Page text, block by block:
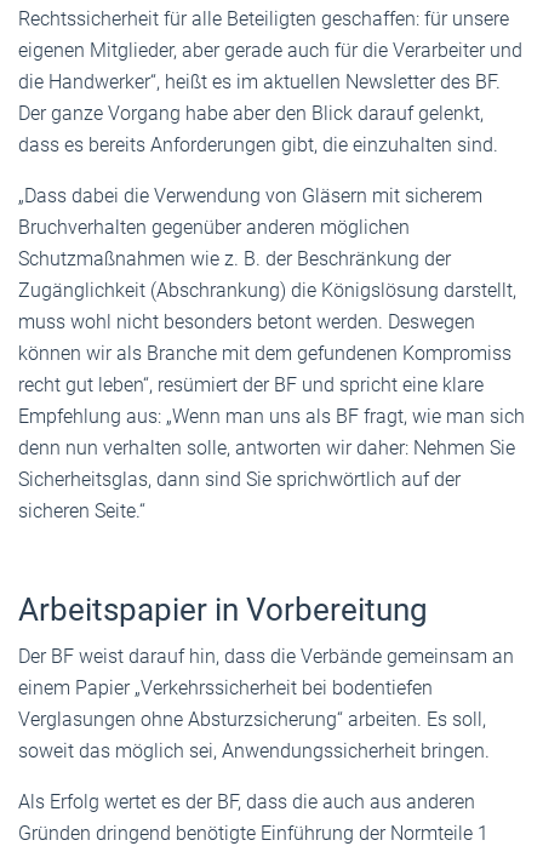
Rechtssicherheit für alle Beteiligten geschaffen: für unsere
eigenen Mitglieder, aber gerade auch für die Verarbeiter und
die Handwerker“, heißt es im aktuellen Newsletter des BF.
Der ganze Vorgang habe aber den Blick darauf gelenkt,
dass es bereits Anforderungen gibt, die einzuhalten sind.
„Dass dabei die Verwendung von Gläsern mit sicherem
Bruchverhalten gegenüber anderen möglichen
Schutzmaßnahmen wie z. B. der Beschränkung der
Zugänglichkeit (Abschrankung) die Königslösung darstellt,
muss wohl nicht besonders betont werden. Deswegen
können wir als Branche mit dem gefundenen Kompromiss
recht gut leben“, resümiert der BF und spricht eine klare
Empfehlung aus: „Wenn man uns als BF fragt, wie man sich
denn nun verhalten solle, antworten wir daher: Nehmen Sie
Sicherheitsglas, dann sind Sie sprichwörtlich auf der
sicheren Seite.“
Arbeitspapier in Vorbereitung
Der BF weist darauf hin, dass die Verbände gemeinsam an
einem Papier „Verkehrssicherheit bei bodentiefen
Verglasungen ohne Absturzsicherung“ arbeiten. Es soll,
soweit das möglich sei, Anwendungssicherheit bringen.
Als Erfolg wertet es der BF, dass die auch aus anderen
Gründen dringend benötigte Einführung der Normteile 1